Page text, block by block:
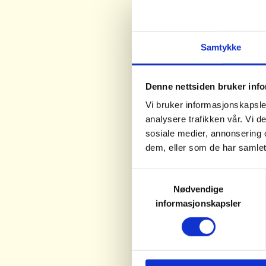
Samtykke
Denne nettsiden bruker
Vi bruker
analysere trafikken vår. Vi
sosiale medier,
dem, eller som de har
Nødvendige
informasjonskapsler
Norsk
2026,
sendt
se
Norsk
Friluftsliv.
skal
Barne-,
støtte
støtte til